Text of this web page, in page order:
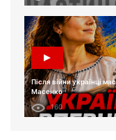
Після війни українці
Масенко
160